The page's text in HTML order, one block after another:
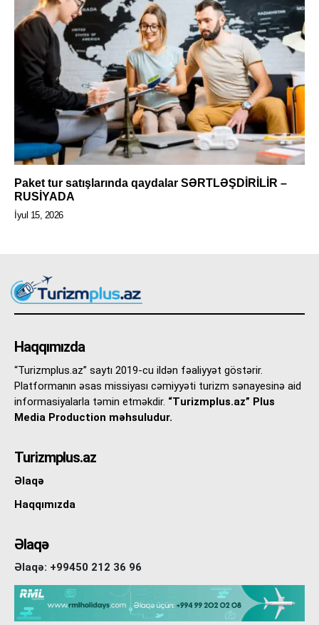
Paket tur satışlarında qaydalar SƏRTLƏŞDİRİLİR –
RUSİYADA
İyul 15, 2026
Haqqımızda
“Turizmplus.az” saytı 2019-cu ildən fəaliyyət göstərir.
Platformanın əsas missiyası cəmiyyəti turizm sənayesinə aid
informasiyalarla təmin etməkdir. “Turizmplus.az” Plus
Media Production məhsuludur.
Turizmplus.az
Əlaqə
Haqqımızda
Əlaqə
Əlaqə: +99450 212 36 96